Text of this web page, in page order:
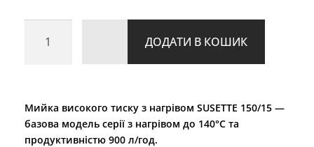
150/15
ДОДАТИ В КОШИК
Мийка високого тиску з нагрівом SUSETTE 150/15 —
базова модель серії з нагрівом до 140°C та
продуктивністю 900 л/год.